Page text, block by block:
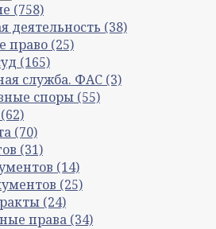
(758)
деятельность (38)
право (25)
(165)
служба. ФАС (3)
споры (55)
(62)
(70)
(31)
(14)
(25)
(24)
права (34)